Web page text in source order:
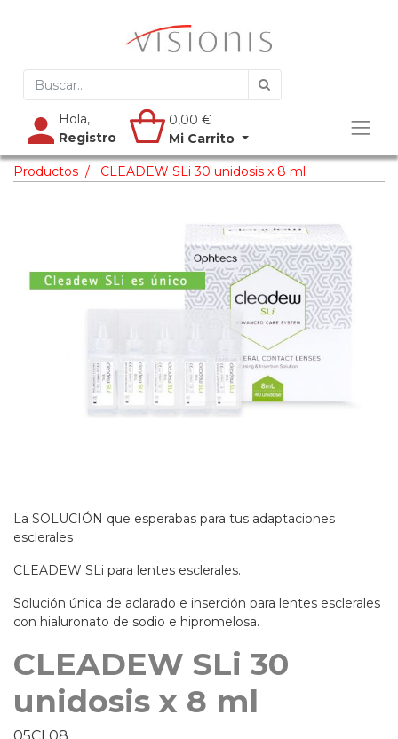
Hola,
Registro
0,00 €
Mi Carrito
Productos CLEADEW SLi 30 unidosis x 8 ml
La SOLUCIÓN que esperabas para tus adaptaciones
esclerales
CLEADEW SLi para lentes esclerales.
Solución única de aclarado e inserción para lentes esclerales
con hialuronato de sodio e hipromelosa.
CLEADEW SLi 30
unidosis x 8 ml